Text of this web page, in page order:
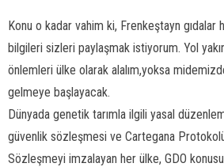
Konu o kadar vahim ki, Frenkeştayn gıdalar
bilgileri sizleri paylaşmak istiyorum. Yol
önlemleri ülke olarak alalım,yoksa
gelmeye başlayacak.
Dünyada genetik tarımla ilgili yasal
güvenlik sözleşmesi ve Cartegana
Sözleşmeyi imzalayan her ülke, GDO